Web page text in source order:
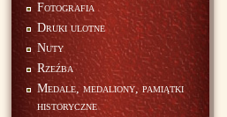
Fotografia
Druki ulotne
Nuty
Rzeźba
Medale, medaliony, pamiątki
historyczne